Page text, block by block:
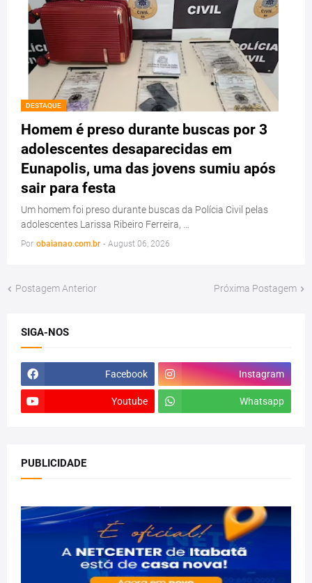
DESTAQUE
Homem é preso durante buscas por 3
adolescentes desaparecidas em
Eunapolis, uma das jovens sumiu após
sair para festa
Um homem foi preso durante buscas da Polícia Civil pelas
adolescentes Larissa Ribeiro Ferreira, …
Por obaianao.com.br - August 06, 2026
Postagem Anterior Próxima Postagem
SIGA-NOS
Facebook Instagram
Youtube Whatsapp
PUBLICIDADE